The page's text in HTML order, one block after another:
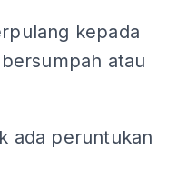
kepada
atau
ada peruntukan